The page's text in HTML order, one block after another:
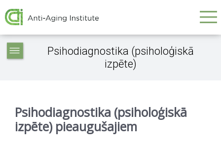
Galvenā
navigācija
Service
articles
Psihodiagnostika (psiholoģiskā
izpēte)
Psihodiagnostika (psiholoģiskā
izpēte) pieaugušajiem